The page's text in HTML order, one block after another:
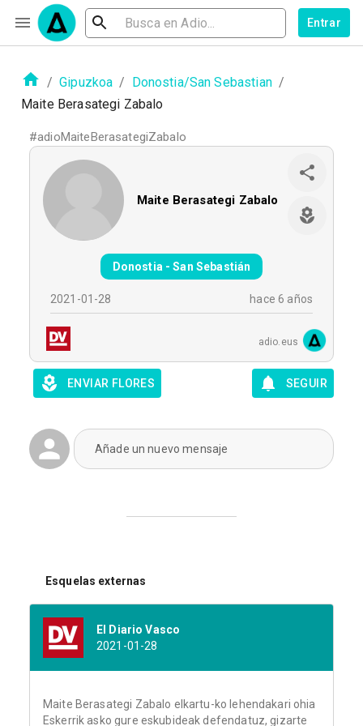
Entrar
/ Gipuzkoa / Donostia/San Sebastian /
Maite Berasategi Zabalo
#adioMaiteBerasategiZabalo
Maite Berasategi Zabalo
Donostia - San Sebastián
2021-01-28 hace 6 años
adio.eus
ENVIAR FLORES SEGUIR
Añade un nuevo mensaje
Esquelas externas
El Diario Vasco
2021-01-28
Maite Berasategi Zabalo elkartu-ko lehendakari ohia
Eskerrik asko gure eskubideak defendatuz, gizarte